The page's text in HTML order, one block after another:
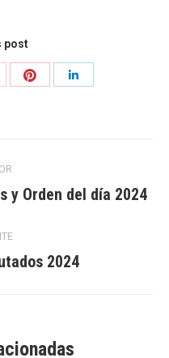
post
CompartirCompartir
y Orden del día 2024
2024